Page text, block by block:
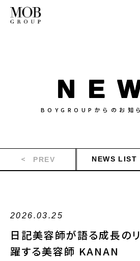
BOYGROUPからのお知
PREV NEWS LIST
日記美容師が語る成長の
躍する美容師 KANAN
2026.03.25